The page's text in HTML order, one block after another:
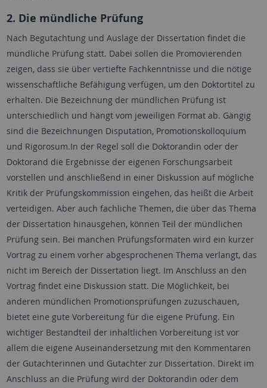
2. Die mündliche Prüfung
Nach Begutachtung und Auslage der Dissertation findet die
mündliche Prüfung statt. Dabei sollen die Promovierenden
zeigen, dass sie über vertiefte Fachkenntnisse und die nötige
wissenschaftliche Befähigung verfügen, um den Doktortitel zu
erhalten. Die Bezeichnung der mündlichen Prüfung ist
unterschiedlich und hängt vom jeweiligen Format ab. Gängig
sind die Bezeichnungen Disputation, Promotionskolloquium
und Rigorosum.In der Regel soll die Doktorandin oder der
Doktorand die Ergebnisse der eigenen Forschungsarbeit
vorstellen und anschließend in einer Diskussion auf mögliche
Kritik der Prüfungskommission eingehen, das heißt die Arbeit
verteidigen. Aber auch fachliche Themen, die über das Thema
der Dissertation hinausgehen, können Teil der mündlichen
Prüfung sein. Bei manchen Prüfungsformaten wird ein kurzer
Vortrag zu einem vorher abgesprochenen Thema verlangt, das
nicht im Bereich der Dissertation liegt. Im Anschluss an den
Vortrag findet eine Diskussion statt. Die Möglichkeit, bei
anderen mündlichen Promotionsprüfungen zuzuschauen,
bietet eine gute Vorbereitung für die eigene Prüfung. Ein
wichtiger Bestandteil der inhaltlichen Vorbereitung ist vor
allem die eigene Auseinandersetzung mit den Kommentaren
der Gutachterinnen und Gutachter zur Dissertation. Direkt im
Anschluss an die Prüfung wird der Doktorandin oder dem